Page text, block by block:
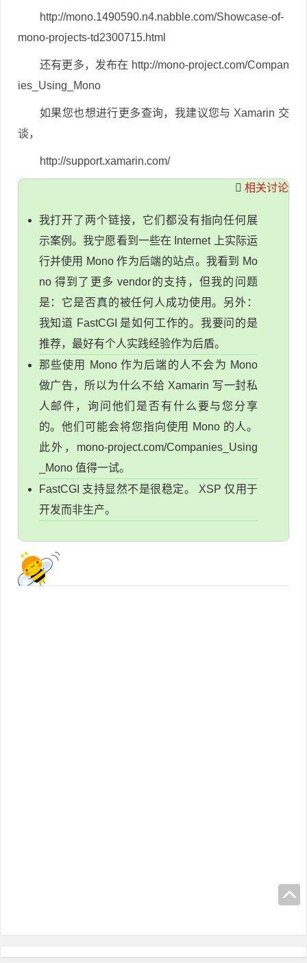
http://mono.1490590.n4.nabble.com/Showcase-of-
mono-projects-td2300715.html
还有更多，发布在 http://mono-project.com/Compan
ies_Using_Mono
如果您也想进行更多查询，我建议您与 Xamarin 交
谈，
http://support.xamarin.com/
相关讨论
我打开了两个链接，它们都没有指向任何展
示案例。我宁愿看到一些在 Internet 上实际运
行并使用 Mono 作为后端的站点。我看到 Mo
no 得到了更多 vendor的支持，但我的问题
是：它是否真的被任何人成功使用。另外：
我知道 FastCGI 是如何工作的。我要问的是
推荐，最好有个人实践经验作为后盾。
那些使用 Mono 作为后端的人不会为 Mono
做广告，所以为什么不给 Xamarin 写一封私
人邮件，询问他们是否有什么要与您分享
的。他们可能会将您指向使用 Mono 的人。
此外，mono-project.com/Companies_Using
_Mono 值得一试。
FastCGI 支持显然不是很稳定。 XSP 仅用于
开发而非生产。